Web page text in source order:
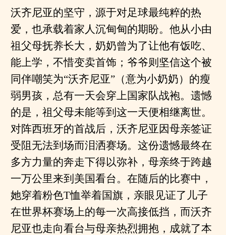
沃齐尼亚的坚守，源于对足球最纯粹的热
爱，也承载着家人沉甸甸的期盼。他从小由
祖父母抚养长大，奶奶曾为了让他有饭吃、
能上学，不惜变卖首饰；爷爷则坚信这个被
同伴嘲笑为“沃齐尼亚”（意为小奶奶）的瘦
弱男孩，总有一天会穿上国家队战袍。遗憾
的是，祖父母未能等到这一天便相继离世。
对阵西班牙的首战后，沃齐尼亚因母亲签证
受阻无法到场而泪洒赛场。这份遗憾最终在
多方力量的奔走下得以弥补，母亲终于跨越
一万公里来到美国看台。在随后的比赛中，
她穿着粉色T恤举着国旗，亲眼见证了儿子
在世界杯赛场上的每一次高接低挡，而沃齐
尼亚也走向看台与母亲热烈拥抱，成就了本